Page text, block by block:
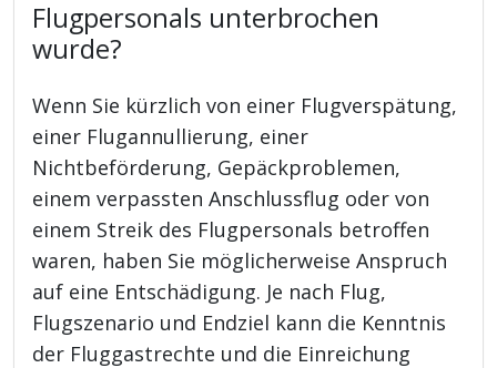
Flugpersonals unterbrochen
wurde?
Wenn Sie kürzlich von einer Flugverspätung,
einer Flugannullierung, einer
Nichtbeförderung, Gepäckproblemen,
einem verpassten Anschlussflug oder von
einem Streik des Flugpersonals betroffen
waren, haben Sie möglicherweise Anspruch
auf eine Entschädigung. Je nach Flug,
Flugszenario und Endziel kann die Kenntnis
der Fluggastrechte und die Einreichung